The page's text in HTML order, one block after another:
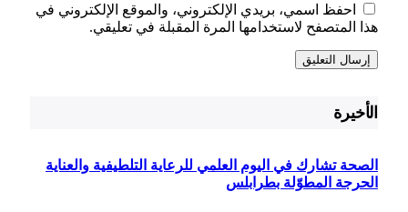
احفظ اسمي، بريدي الإلكتروني، والموقع الإلكتروني في
هذا المتصفح لاستخدامها المرة المقبلة في تعليقي.
الأخيرة
الصحة تشارك في اليوم العلمي للرعاية التلطيفية والعناية
الحرجة المطوّلة بطرابلس